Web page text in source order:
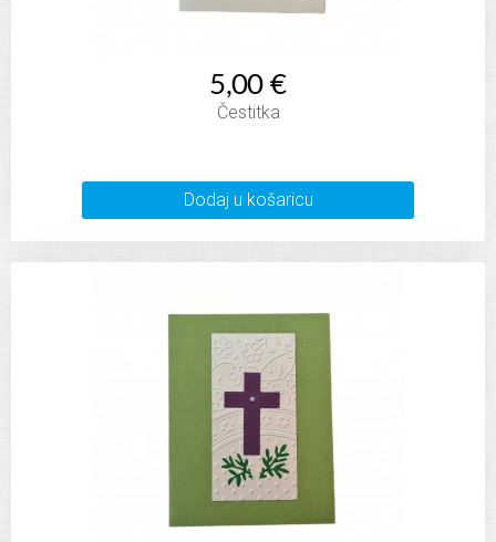
5,00 €
Čestitka
Dodaj u košaricu